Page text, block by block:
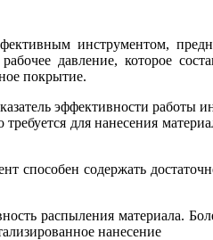
инструментом,
давление, которое
покрытие.
эффективности работы
для нанесения
способен содержать
распыления материала.
нанесение